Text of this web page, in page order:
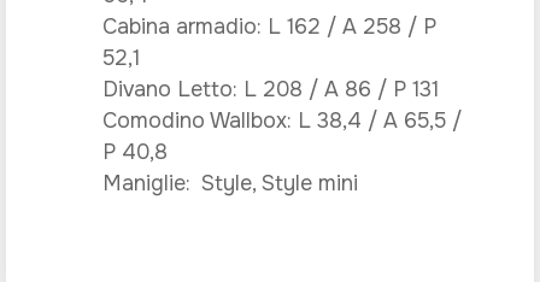
Cabina armadio: L 162 / A 258 / P
52,1
Divano Letto: L 208 / A 86 / P 131
Comodino Wallbox: L 38,4 / A 65,5 /
P 40,8
Maniglie: Style, Style mini